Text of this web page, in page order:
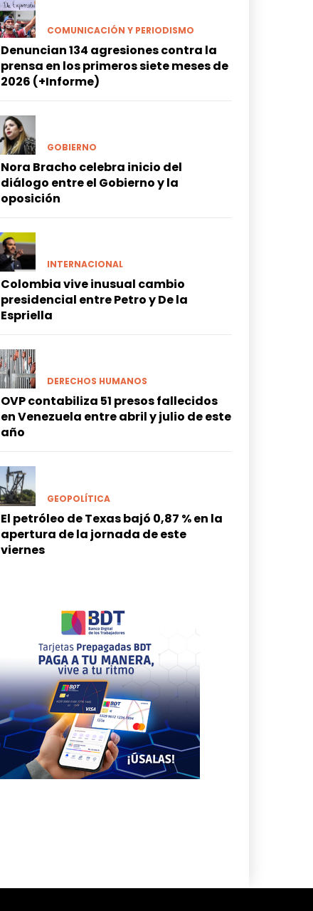
COMUNICACIÓN Y PERIODISMO
Denuncian 134 agresiones contra la
prensa en los primeros siete meses de
2026 (+Informe)
GOBIERNO
Nora Bracho celebra inicio del
diálogo entre el Gobierno y la
oposición
INTERNACIONAL
Colombia vive inusual cambio
presidencial entre Petro y De la
Espriella
DERECHOS HUMANOS
OVP contabiliza 51 presos fallecidos
en Venezuela entre abril y julio de este
año
GEOPOLÍTICA
El petróleo de Texas bajó 0,87 % en la
apertura de la jornada de este
viernes